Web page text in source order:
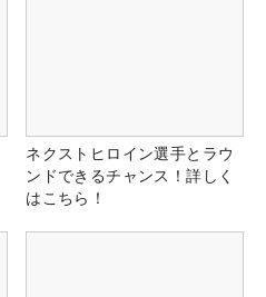
ネクストヒロイン選手とラウ
ンドできるチャンス！詳しく
はこちら！